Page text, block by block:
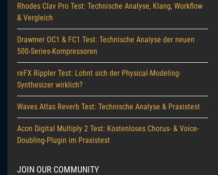
Rhodes Clav Pro Test: Technische Analyse, Klang, Workflow
& Vergleich
Drawmer OC1 & FC1 Test: Technische Analyse der neuen
500-Series-Kompressoren
reFX Rippler Test: Lohnt sich der Physical-Modeling-
Synthesizer wirklich?
Waves Atlas Reverb Test: Technische Analyse & Praxistest
Acon Digital Multiply 2 Test: Kostenloses Chorus- & Voice-
Doubling-Plugin im Praxistest
JOIN OUR COMMUNITY